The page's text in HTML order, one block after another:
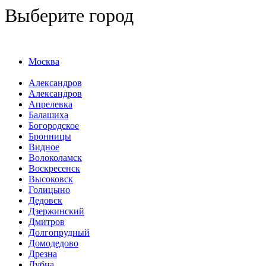
Выберите город
Москва
Александров
Александров
Апрелевка
Балашиха
Богородское
Бронницы
Видное
Волоколамск
Воскресенск
Высоковск
Голицыно
Дедовск
Дзержинский
Дмитров
Долгопрудный
Домодедово
Дрезна